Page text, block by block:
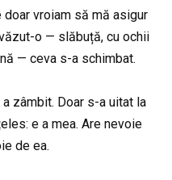
doar vroiam să mă asigur
o — slăbuță, cu ochii
— ceva s-a schimbat.
zâmbit. Doar s-a uitat la
e a mea. Are nevoie
de ea.